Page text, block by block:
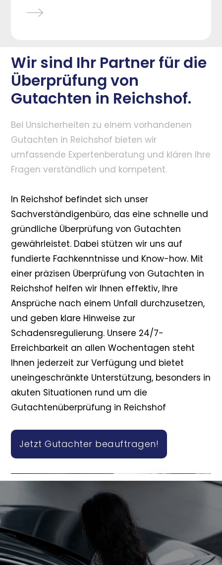
Wir sind Ihr Partner für die
Überprüfung von
Gutachten in Reichshof.
Bei Unsicherheiten zu einem vorhandenen
Gutachten in Reichshof bieten wir
umfassende Expertenberatung und klären Ihre
Fragen verständlich und kompetent.
In Reichshof befindet sich unser
Sachverständigenbüro, das eine schnelle und
gründliche Überprüfung von Gutachten
gewährleistet. Dabei stützen wir uns auf
fundierte Fachkenntnisse und Know-how. Mit
einer präzisen Überprüfung von Gutachten in
Reichshof helfen wir Ihnen effektiv, Ihre
Ansprüche nach einem Unfall durchzusetzen,
und geben klare Hinweise zur
Schadensregulierung. Unsere 24/7-
Erreichbarkeit an allen Wochentagen steht
Ihnen jederzeit zur Verfügung und bietet
uneingeschränkte Unterstützung, besonders in
akuten Situationen rund um die
Gutachtenüberprüfung in Reichshof
Jetzt Gutachter beauftragen!